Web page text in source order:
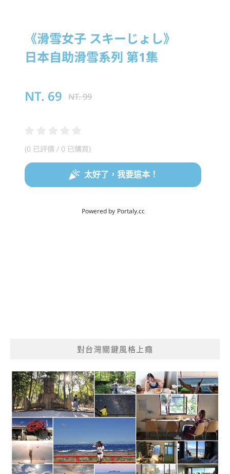
對台灣關鍵風格上癮